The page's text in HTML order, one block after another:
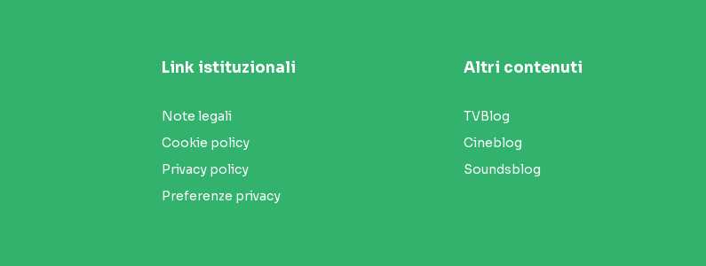
Link istituzionali
Note legali
Cookie policy
Privacy policy
Preferenze privacy
Altri contenuti
TVBlog
Cineblog
Soundsblog